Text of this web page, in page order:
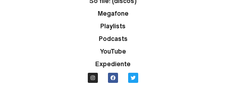
Megafone
Playlists
Podcasts
YouTube
Expediente